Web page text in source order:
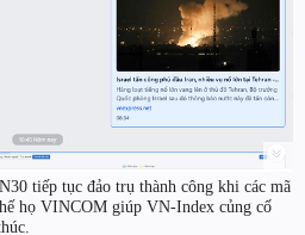
tiếp tục đảo trụ thành công khi các mã
họ VINCOM giúp VN-Index củng cố